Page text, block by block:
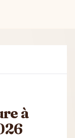
à